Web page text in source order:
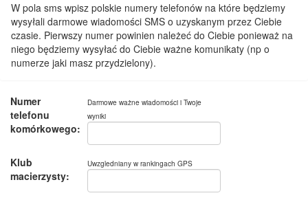
W pola sms wpisz polskie numery telefonów na które będziemy
wysyłali darmowe wiadomości SMS o uzyskanym przez Ciebie
czasie. Pierwszy numer powinien należeć do Ciebie ponieważ na
niego będziemy wysyłać do Ciebie ważne komunikaty (np o
numerze jaki masz przydzielony).
Numer
telefonu
komórkowego:
Darmowe ważne wiadomości i Twoje
wyniki
Klub
macierzysty:
Uwzgledniany w rankingach GPS